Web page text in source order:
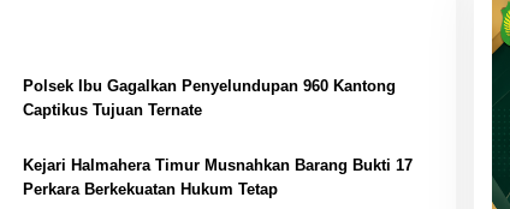
Polsek Ibu Gagalkan Penyelundupan 960 Kantong
Captikus Tujuan Ternate
Kejari Halmahera Timur Musnahkan Barang Bukti 17
Perkara Berkekuatan Hukum Tetap